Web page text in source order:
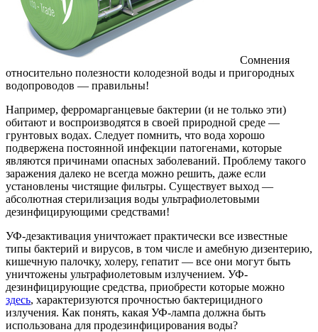
Сомнения
относительно полезности колодезной воды и пригородных
водопроводов — правильны!
Например, ферромарганцевые бактерии (и не только эти)
обитают и воспроизводятся в своей природной среде —
грунтовых водах. Следует помнить, что вода хорошо
подвержена постоянной инфекции патогенами, которые
являются причинами опасных заболеваний. Проблему такого
заражения далеко не всегда можно решить, даже если
установлены чистящие фильтры. Существует выход —
абсолютная стерилизация воды ультрафиолетовыми
дезинфицирующими средствами!
УФ-дезактивация уничтожает практически все известные
типы бактерий и вирусов, в том числе и амебную дизентерию,
кишечную палочку, холеру, гепатит — все они могут быть
уничтожены ультрафиолетовым излучением. УФ-
дезинфицирующие средства, приобрести которые можно
здесь, характеризуются прочностью бактерицидного
излучения. Как понять, какая УФ-лампа должна быть
использована для продезинфицирования воды?